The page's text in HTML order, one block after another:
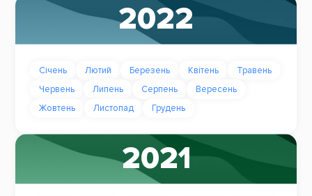
2022
Січень Лютий Березень Квітень
Травень
Червень
Липень Серпень
Вересень
Жовтень
Листопад Грудень
2021